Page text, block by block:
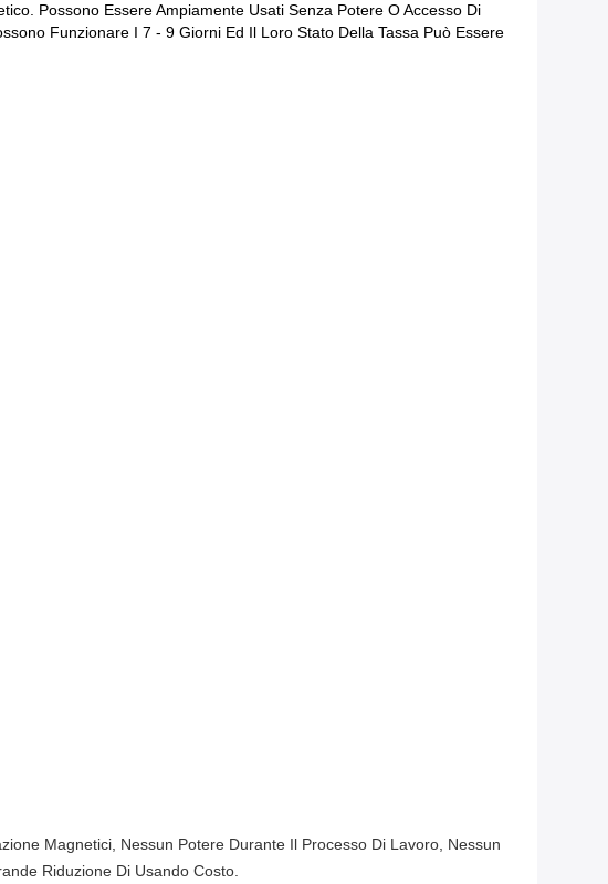
Possono Essere Ampiamente Usati Senza Potere O Accesso Di
Funzionare I 7 - 9 Giorni Ed Il Loro Stato Della Tassa Può Essere
Magnetici, Nessun Potere Durante Il Processo Di Lavoro, Nessun
Riduzione Di Usando Costo.